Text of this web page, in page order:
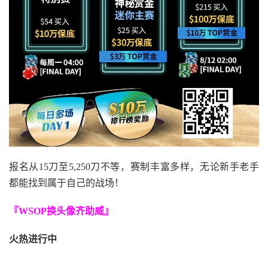
报名从15刀至5,250刀不等，赛制丰富多样，无论新手老手
都能找到属于自己的战场！
『WSOP换头像齐助威』
火热进行中